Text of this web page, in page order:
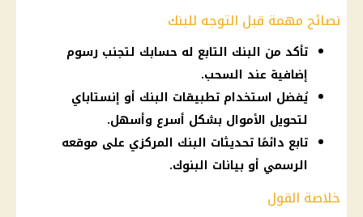
نصائح مهمة قبل التوجه للبنك
تأكد من البنك التابع له حسابك لتجنب رسوم
إضافية عند السحب.
يُفضل استخدام تطبيقات البنك أو إنستاباي
لتحويل الأموال بشكل أسرع وأسهل.
تابع دائمًا تحديثات البنك المركزي على موقعه
الرسمي أو بيانات البنوك.
خلاصة القول